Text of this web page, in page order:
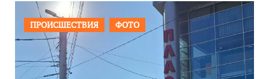
ОБЩЕСТВО ФОТО